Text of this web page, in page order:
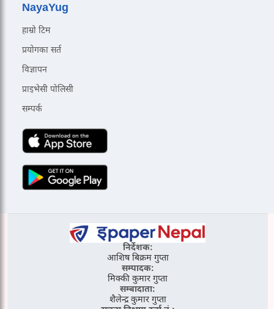
NayaYug
हाम्रो टिम
प्रयोगका सर्त
विज्ञापन
प्राइभेसी पोलिसी
सम्पर्क
निर्देशक:
आशिष बिक्रम गुप्ता
सम्पादक:
मिक्की कुमार गुप्ता
सम्बादाता:
शैलेन्द्र कुमार गुप्ता